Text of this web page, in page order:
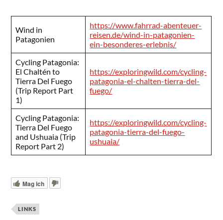
Wind in
Patagonien
https://www.fahrrad-abenteuer-
reisen.de/wind-in-patagonien-
ein-besonderes-erlebnis/
Cycling Patagonia:
El Chaltén to
Tierra Del Fuego
(Trip Report Part
1)
https://exploringwild.com/cycling-
patagonia-el-chalten-tierra-del-
fuego/
Cycling Patagonia:
Tierra Del Fuego
and Ushuaia (Trip
Report Part 2)
https://exploringwild.com/cycling-
patagonia-tierra-del-fuego-
ushuaia/
Mag ich
LINKS